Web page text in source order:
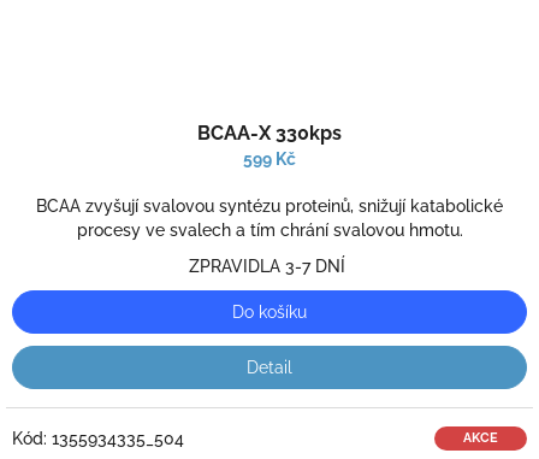
hodnocení
produktu
5,0
z
hvězdiček.
BCAA-X 330kps
599 Kč
BCAA zvyšují svalovou syntézu proteinů, snižují katabolické
procesy ve svalech a tím chrání svalovou hmotu.
ZPRAVIDLA 3-7 DNÍ
Do košíku
Detail
AKCE
Kód: 1355934335_504